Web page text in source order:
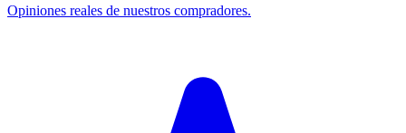
Opiniones reales de nuestros compradores.